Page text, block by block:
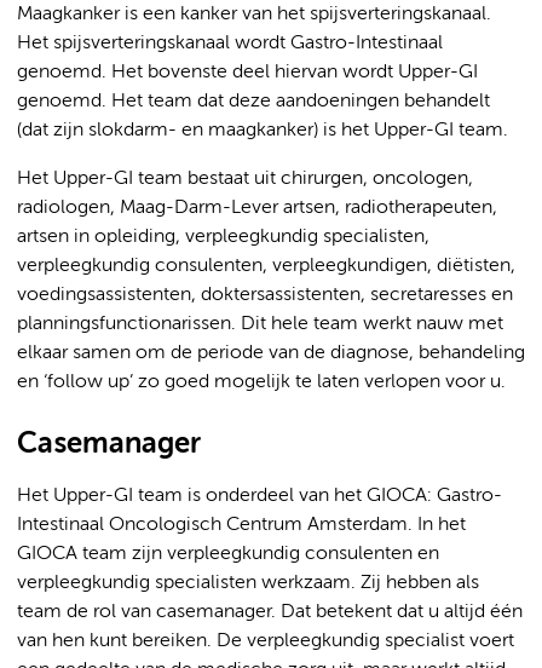
Maagkanker is een kanker van het spijsverteringskanaal.
Het spijsverteringskanaal wordt Gastro-Intestinaal
genoemd. Het bovenste deel hiervan wordt Upper-GI
genoemd. Het team dat deze aandoeningen behandelt
(dat zijn slokdarm- en maagkanker) is het Upper-GI team.
Het Upper-GI team bestaat uit chirurgen, oncologen,
radiologen, Maag-Darm-Lever artsen, radiotherapeuten,
artsen in opleiding, verpleegkundig specialisten,
verpleegkundig consulenten, verpleegkundigen, diëtisten,
voedingsassistenten, doktersassistenten, secretaresses en
planningsfunctionarissen. Dit hele team werkt nauw met
elkaar samen om de periode van de diagnose, behandeling
en ‘follow up’ zo goed mogelijk te laten verlopen voor u.
Casemanager
Het Upper-GI team is onderdeel van het GIOCA: Gastro-
Intestinaal Oncologisch Centrum Amsterdam. In het
GIOCA team zijn verpleegkundig consulenten en
verpleegkundig specialisten werkzaam. Zij hebben als
team de rol van casemanager. Dat betekent dat u altijd één
van hen kunt bereiken. De verpleegkundig specialist voert